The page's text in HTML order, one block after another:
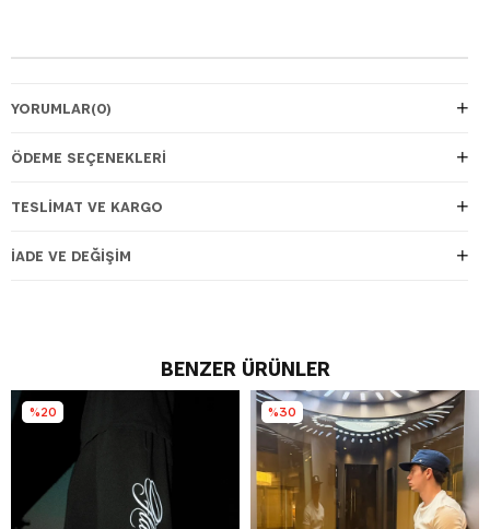
YORUMLAR(0)
ÖDEME SEÇENEKLERI
TESLIMAT VE KARGO
İADE VE DEĞIŞIM
BENZER ÜRÜNLER
%20 %30